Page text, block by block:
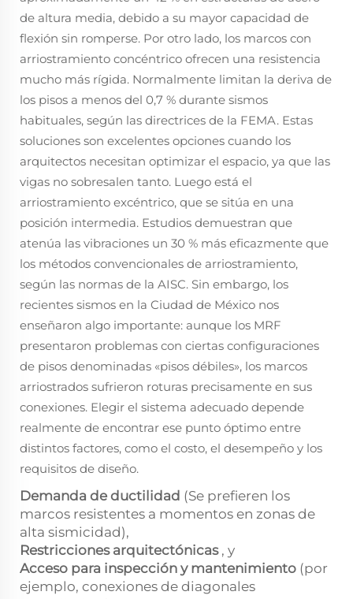
de altura media, debido a su mayor capacidad de
flexión sin romperse. Por otro lado, los marcos con
arriostramiento concéntrico ofrecen una resistencia
mucho más rígida. Normalmente limitan la deriva de
los pisos a menos del 0,7 % durante sismos
habituales, según las directrices de la FEMA. Estas
soluciones son excelentes opciones cuando los
arquitectos necesitan optimizar el espacio, ya que las
vigas no sobresalen tanto. Luego está el
arriostramiento excéntrico, que se sitúa en una
posición intermedia. Estudios demuestran que
atenúa las vibraciones un 30 % más eficazmente que
los métodos convencionales de arriostramiento,
según las normas de la AISC. Sin embargo, los
recientes sismos en la Ciudad de México nos
enseñaron algo importante: aunque los MRF
presentaron problemas con ciertas configuraciones
de pisos denominadas «pisos débiles», los marcos
arriostrados sufrieron roturas precisamente en sus
conexiones. Elegir el sistema adecuado depende
realmente de encontrar ese punto óptimo entre
distintos factores, como el costo, el desempeño y los
requisitos de diseño.
Demanda de ductilidad (Se prefieren los
marcos resistentes a momentos en zonas de
alta sismicidad),
Restricciones arquitectónicas , y
Acceso para inspección y mantenimiento (por
ejemplo, conexiones de diagonales